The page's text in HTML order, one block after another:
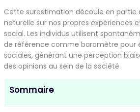
Cette surestimation découle en partie
naturelle sur nos propres expériences
social. Les individus utilisent
de référence comme baromètre pour
sociales, générant une perception
des opinions au sein de la société.
Sommaire